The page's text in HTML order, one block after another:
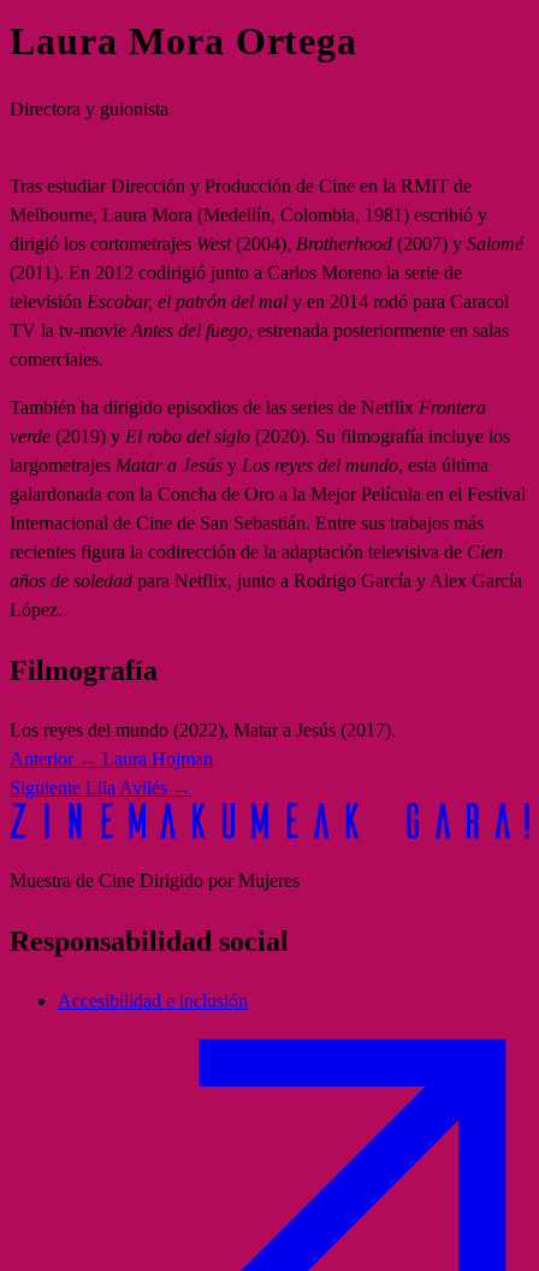
Laura Mora Ortega
Directora y guionista
Tras estudiar Dirección y Producción de Cine en la RMIT de
Melbourne, Laura Mora (Medellín, Colombia, 1981) escribió y
dirigió los cortometrajes West(2004), Brotherhood (2007) y Salomé
(2011). En 2012 codirigió junto a Carlos Moreno la serie de
televisión Escobar, el patrón del mal y en 2014 rodó para Caracol
TV la tv-movie Antes del fuego, estrenada posteriormente en salas
comerciales.
También ha dirigido episodios de las series de Netflix Frontera
verde (2019) y El robo del siglo (2020). Su filmografía incluye los
largometrajes Matar a Jesús y Los reyes del mundo, esta última
galardonada con la Concha de Oro a la Mejor Película en el Festival
Internacional de Cine de San Sebastián. Entre sus trabajos más
recientes figura la codirección de la adaptación televisiva de Cien
años de soledad para Netflix, junto a Rodrigo García y Alex García
López.
Filmografía
Los reyes del mundo (2022), Matar a Jesús (2017).
Anterior ← Laura Hojman
Siguiente Lila Avilés →
Muestra de Cine Dirigido por Mujeres
Responsabilidad social
Accesibilidad e inclusión